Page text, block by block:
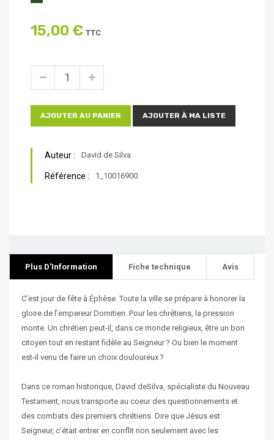
15,00 € TTC
AJOUTER AU PANIER AJOUTER À MA LISTE
Auteur : David de Silva
Référence : 1_10016900
Plus D'Information Fiche technique Avis
C’est jour de fête à Éphèse. Toute la ville se prépare à honorer la
gloire de l’empereur Domitien. Pour les chrétiens, la pression
monte. Un chrétien peut-il, dans ce monde religieux, être un bon
citoyen tout en restant fidèle au Seigneur ? Ou bien le moment
est-il venu de faire un choix douloureux ?
Dans ce roman historique, David deSilva, spécialiste du Nouveau
Testament, nous transporte au coeur des questionnements et
des combats des premiers chrétiens. Dire que Jésus est
Seigneur, c’était entrer en conflit non seulement avec les